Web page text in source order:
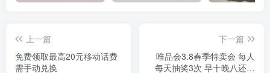
上一篇
免费领取最高20元移动话费
需手动兑换
下一篇
唯品会3.8春季特卖会 每人
每天抽奖3次 早十晚八还有